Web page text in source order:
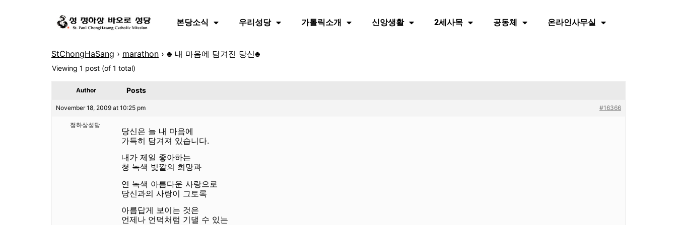
본당소식 우리성당 가톨릭소개 신앙생활 2세사목 공동체 온라인사무실
StChongHaSang › marathon › ♣ 내 마음에 담겨진 당신♣
Viewing 1 post (of 1 total)
Author Posts
November 18, 2009 at 10:25 pm #16366
정하상성당
당신은 늘 내 마음에
가득히 담겨져 있습니다.
내가 제일 좋아하는
청 녹색 빛깔의 희망과
연 녹색 아름다운 사랑으로
당신과의 사랑이 그토록
아름답게 보이는 것은
언제나 언덕처럼 기댈 수 있는